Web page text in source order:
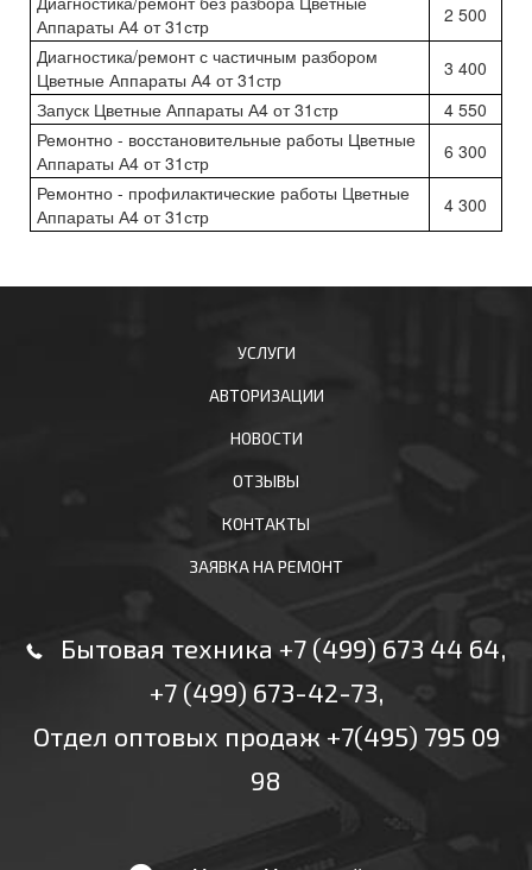
Аппараты А4 от 31стр
2 500
Диагностика/ремонт с частичным разбором
Цветные Аппараты А4 от 31стр
3 400
Запуск Цветные Аппараты А4 от 31стр
4 550
Ремонтно - восстановительные работы Цветные
Аппараты А4 от 31стр
6 300
Ремонтно - профилактические работы Цветные
Аппараты А4 от 31стр
4 300
УСЛУГИ
АВТОРИЗАЦИИ
НОВОСТИ
ОТЗЫВЫ
КОНТАКТЫ
ЗАЯВКА НА РЕМОНТ
Бытовая техника +7 (499) 673 44 64,
+7 (499) 673-42-73,
Отдел оптовых продаж +7(495) 795 09
98